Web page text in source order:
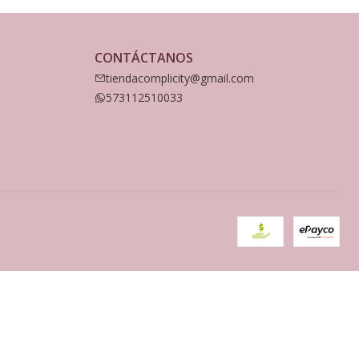
CONTÁCTANOS
tiendacomplicity@gmail.com
573112510033